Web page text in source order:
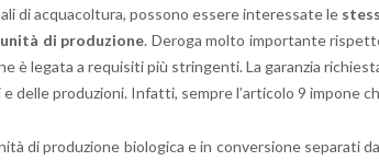
di ac­qua­col­tu­ra, pos­so­no es­se­re in­te­res­sa­te le
di pro­du­zio­ne. De­ro­ga molto im­por­tan­te
è le­ga­ta a re­qui­si­ti più strin­gen­ti. La ga­ran­zia
delle pro­du­zio­ni. In­fat­ti, sem­pre l’ar­ti­co­lo 9 im­po­ne
di pro­du­zio­ne bio­lo­g­i­ca e in con­ver­sio­ne se­pa­ra­ti